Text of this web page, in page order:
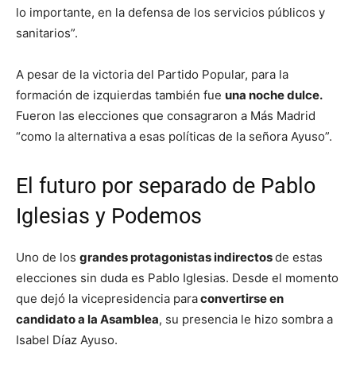
lo importante, en la defensa de los servicios públicos y
sanitarios”.
A pesar de la victoria del Partido Popular, para la
formación de izquierdas también fue una noche dulce.
Fueron las elecciones que consagraron a Más Madrid
“como la alternativa a esas políticas de la señora Ayuso”.
El futuro por separado de Pablo
Iglesias y Podemos
Uno de los grandes protagonistas indirectosde estas
elecciones sin duda es Pablo Iglesias. Desde el momento
que dejó la vicepresidencia paraconvertirse en
candidato a la Asamblea, su presencia le hizo sombra a
Isabel Díaz Ayuso.